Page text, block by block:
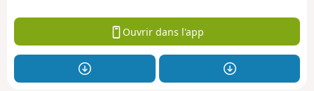
Ouvrir dans l'app